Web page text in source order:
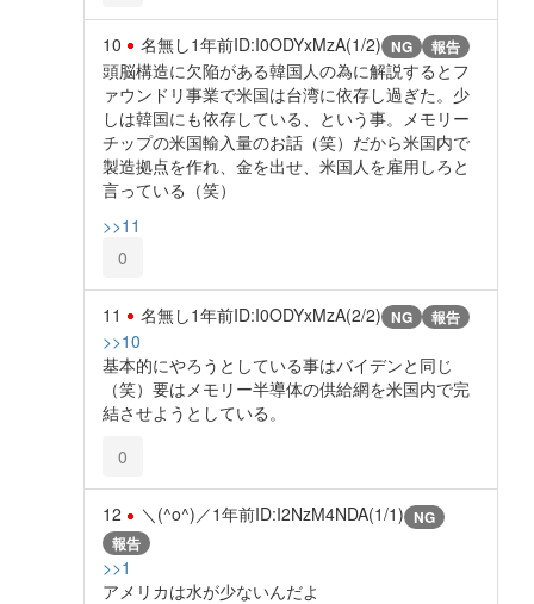
10 名無し1年前ID:I0ODYxMzA(1/2) NG 報告
頭脳構造に欠陥がある韓国人の為に解説するとフ
ァウンドリ事業で米国は台湾に依存し過ぎた。少
しは韓国にも依存している、という事。メモリー
チップの米国輸入量のお話（笑）だから米国内で
製造拠点を作れ、金を出せ、米国人を雇用しろと
言っている（笑）
>>11
0
11 名無し1年前ID:I0ODYxMzA(2/2) NG 報告
>>10
基本的にやろうとしている事はバイデンと同じ
（笑）要はメモリー半導体の供給網を米国内で完
結させようとしている。
0
12 ＼(^o^)／1年前ID:I2NzM4NDA(1/1) NG
報告
>>1
アメリカは水が少ないんだよ